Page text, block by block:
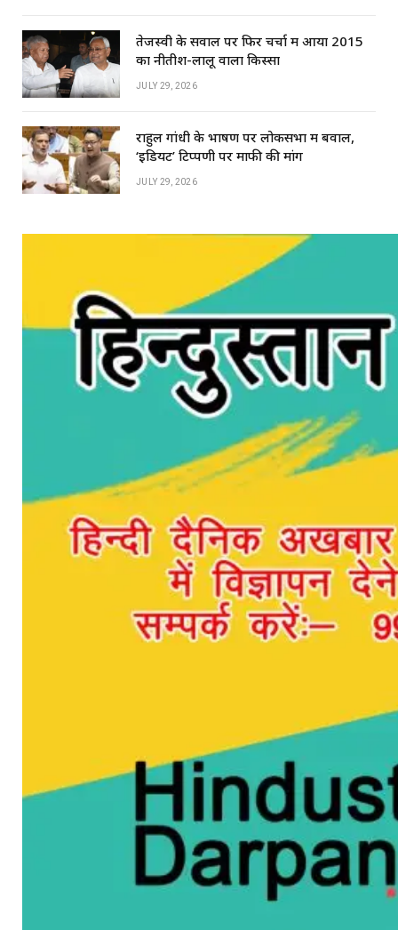
तेजस्वी के सवाल पर फिर चर्चा में आया 2015
का नीतीश-लालू वाला किस्सा
JULY 29, 2026
राहुल गांधी के भाषण पर लोकसभा में बवाल,
‘इडियट’ टिप्पणी पर माफी की मांग
JULY 29, 2026